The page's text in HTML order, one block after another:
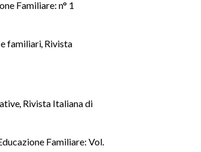
Familiare: n° 1
e familiari, Rivista
, Rivista Italiana di
Familiare: Vol.